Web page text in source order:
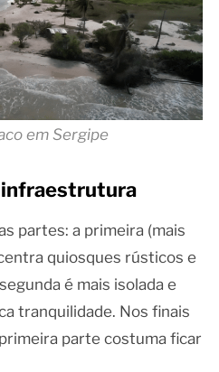
em Sergipe
infraestrutura
partes: a primeira (mais
quiosques rústicos e
é mais isolada e
tranquilidade. Nos finais
parte costuma ficar